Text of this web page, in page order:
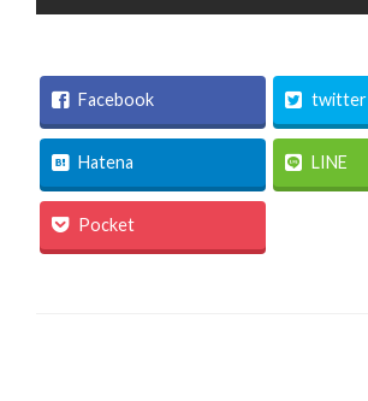
Facebook twitter
Hatena LINE
Pocket